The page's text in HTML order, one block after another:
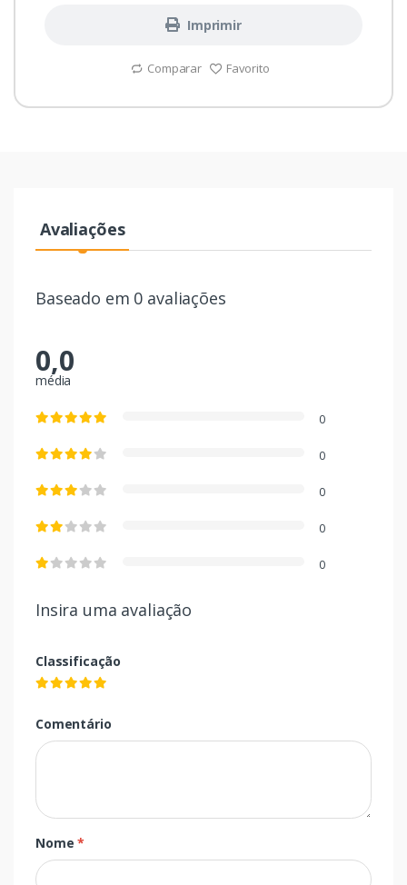
Imprimir
Comparar Favorito
Avaliações
Baseado em 0 avaliações
0,0
média
0
0
0
0
0
Insira uma avaliação
Classificação
Comentário
Nome*